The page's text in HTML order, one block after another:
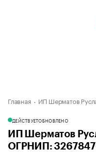
Главная ИП Шерматов
ДЕЙСТВУЕТОБНОВЛЕНО
ИП Шерматов
ОГРНИП: